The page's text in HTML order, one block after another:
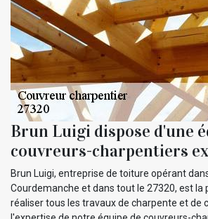
Brun Luigi dispose d'une
couvreurs-charpentiers
Brun Luigi, entreprise de toiture opérant
Courdemanche et dans tout le 27320, est la
réaliser tous les travaux de charpente et de